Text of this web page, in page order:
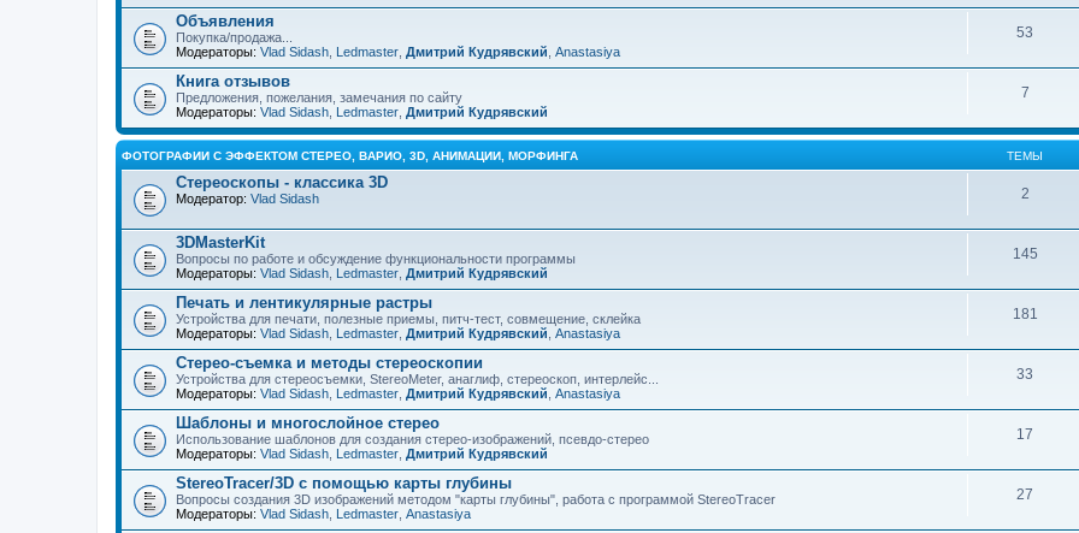
Объявления
Покупка/продажа...
Модераторы: Vlad Sidash Ledmaster Дмитрий Кудрявский Anastasiya
53
Книга отзывов
Предложения, пожелания, замечания по сайту
Модераторы: Vlad Sidash Ledmaster Дмитрий Кудрявский
7
ФОТОГРАФИИ С ЭФФЕКТОМ СТЕРЕО, ВАРИО, 3D, АНИМАЦИИ, МОРФИНГА ТЕМЫ
Стереоскопы - классика 3D
Модератор: Vlad Sidash 2
3DMasterKit
Вопросы по работе и обсуждение функциональности программы
Модераторы: Vlad Sidash Ledmaster Дмитрий Кудрявский
145
Печать и лентикулярные растры
Устройства для печати, полезные приемы, питч-тест, совмещение, склейка
Модераторы: Vlad Sidash Ledmaster Дмитрий Кудрявский Anastasiya
181
Стерео-съемка и методы стереоскопии
Устройства для стереосъемки, StereoMeter, анаглиф, стереоскоп, интерлейс...
Модераторы: Vlad Sidash Ledmaster Дмитрий Кудрявский Anastasiya
33
Шаблоны и многослойное стерео
Использование шаблонов для создания стерео-изображений, псевдо-стерео
Модераторы: Vlad Sidash Ledmaster Дмитрий Кудрявский
17
StereoTracer/3D с помощью карты глубины
Вопросы создания 3D изображений методом "карты глубины", работа с программой StereoTracer
Модераторы: Vlad Sidash Ledmaster Anastasiya
27